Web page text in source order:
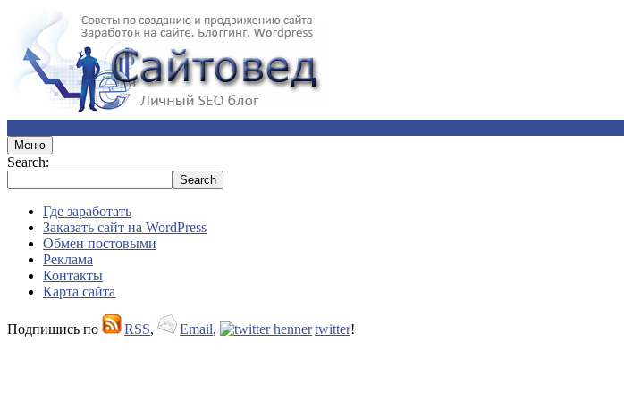
Меню
Search:
Где заработать
Заказать сайт на WordPress
Обмен постовыми
Реклама
Контакты
Карта сайта
Подпишись по RSS, Email, twitter!